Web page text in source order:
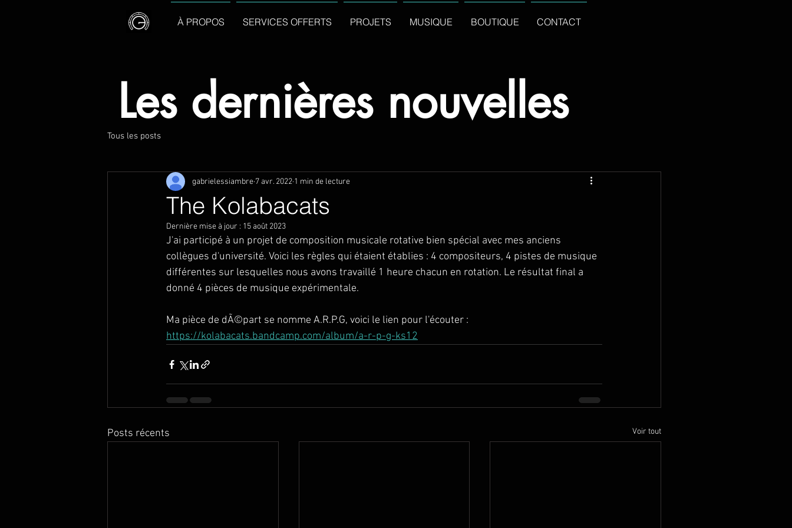
À PROPOS SERVICES OFFERTS PROJETS MUSIQUE BOUTIQUE CONTACT
Tous les posts
The Kolabacats
gabrielessiambre 7 avr. 2022 1 min de lecture
Dernière mise à jour : 15 août 2023
J'ai participé à un projet de composition musicale rotative bien spécial avec mes anciens
collègues d'université. Voici les règles qui étaient établies : 4 compositeurs, 4 pistes de musique
différentes sur lesquelles nous avons travaillé 1 heure chacun en rotation. Le résultat final a
donné 4 pièces de musique expérimentale.
Ma pièce de dÃ©part se nomme A.R.P.G, voici le lien pour l'écouter :
https://kolabacats.bandcamp.com/album/a-r-p-g-ks12
Posts récents Voir tout
Les dernières nouvelles